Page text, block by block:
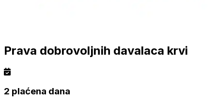
Prava dobrovoljnih davalaca krvi
2 plaćena dana